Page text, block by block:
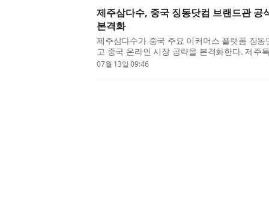
제주삼다수, 중국 징동닷컴 브랜드관
본격화
제주삼다수가 중국 주요 이커머스 플랫폼 징동
고 중국 온라인 시장 공략을 본격화한다. 제주
성훈)는 지난 24일 징동닷컴 내 제주삼다수 브
07월 13일 09:46